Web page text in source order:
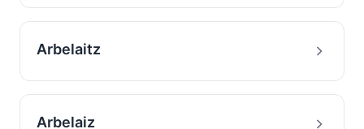
Arbelaitz
Arbelaiz